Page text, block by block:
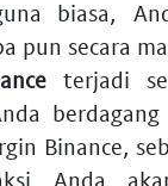
biasa,
pun secara
terjadi
berdagang
Binance,
Anda